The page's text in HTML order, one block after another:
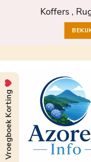
Koffers ,
Vroegboek Korting